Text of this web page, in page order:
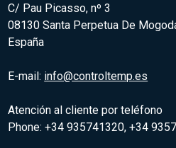
C/ Pau Picasso, nº 3
08130 Santa Perpetua De
España
E-mail: info@controltemp.es
Atención al cliente por teléfono
Phone: +34 935741320, +34